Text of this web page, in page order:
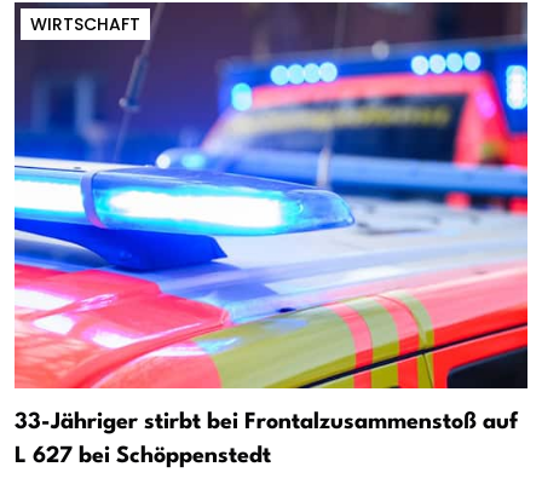
WIRTSCHAFT
33-Jähriger stirbt bei Frontalzusammenstoß auf
L 627 bei Schöppenstedt